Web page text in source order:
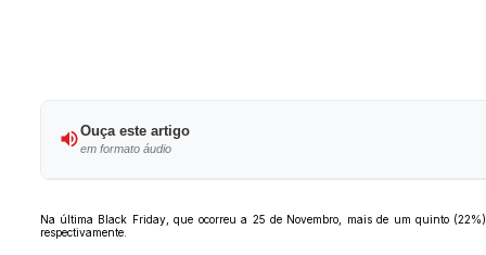
Ouça este artigo
em formato áudio
Na última Black Friday, que ocorreu a 25 de Novembro, mais de um quinto
respectivamente.